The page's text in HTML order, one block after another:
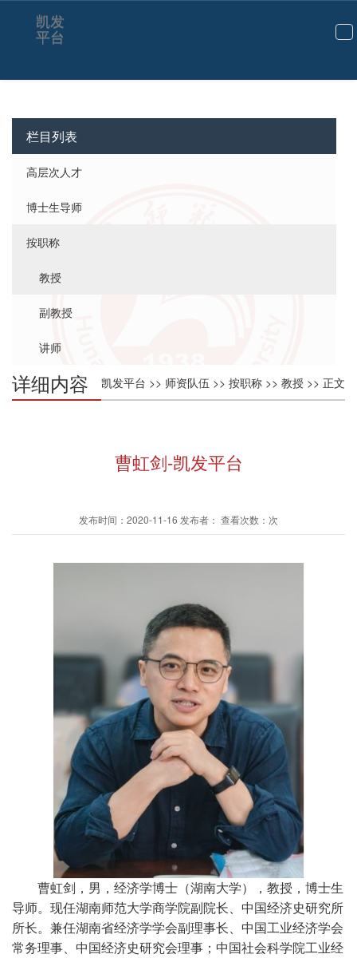
切
航
凯发
平台
栏目列表
高层次人才
博士生导师
按职称
教授
副教授
讲师
凯发平台 >> 师资队伍 >> 按职称 >> 教授 >> 正文
详细内容
曹虹剑-凯发平台
发布时间：2020-11-16 发布者： 查看次数：次
曹虹剑，男，经济学博士（湖南大学），教授，博士生
导师。现任湖南师范大学商学院副院长、中国经济史研究所
所长。兼任湖南省经济学学会副理事长、中国工业经济学会
常务理事、中国经济史研究会理事；中国社会科学院工业经